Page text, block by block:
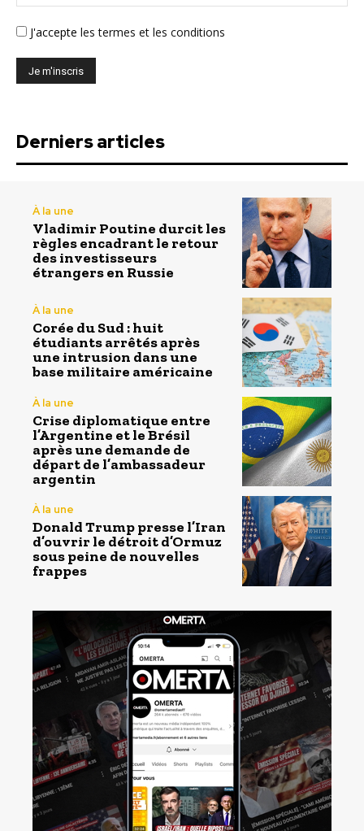
J'accepte les termes et les conditions
Derniers articles
À la une
Vladimir Poutine durcit les
règles encadrant le retour
des investisseurs
étrangers en Russie
À la une
Corée du Sud : huit
étudiants arrêtés après
une intrusion dans une
base militaire américaine
À la une
Crise diplomatique entre
l’Argentine et le Brésil
après une demande de
départ de l’ambassadeur
argentin
À la une
Donald Trump presse l’Iran
d’ouvrir le détroit d’Ormuz
sous peine de nouvelles
frappes